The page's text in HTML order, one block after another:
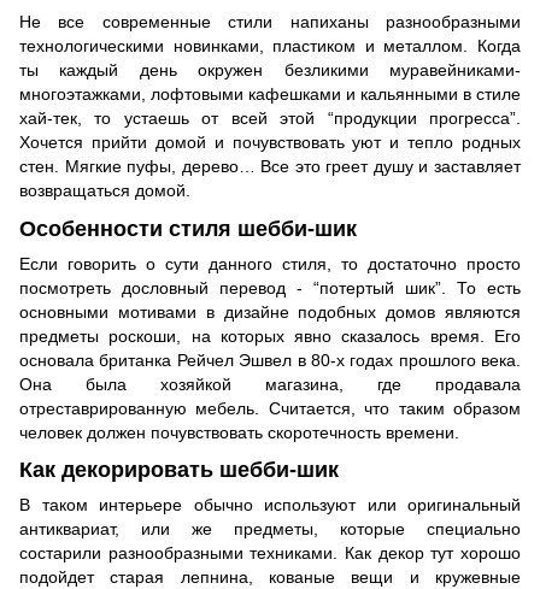
Не все современные стили напиханы разнообразными
технологическими новинками, пластиком и металлом. Когда
ты каждый день окружен безликими муравейниками-
многоэтажками, лофтовыми кафешками и кальянными в стиле
хай-тек, то устаешь от всей этой “продукции прогресса”.
Хочется прийти домой и почувствовать уют и тепло родных
стен. Мягкие пуфы, дерево… Все это греет душу и заставляет
возвращаться домой.
Особенности стиля шебби-шик
Если говорить о сути данного стиля, то достаточно просто
посмотреть дословный перевод - “потертый шик”. То есть
основными мотивами в дизайне подобных домов являются
предметы роскоши, на которых явно сказалось время. Его
основала британка Рейчел Эшвел в 80-х годах прошлого века.
Она была хозяйкой магазина, где продавала
отреставрированную мебель. Считается, что таким образом
человек должен почувствовать скоротечность времени.
Как декорировать шебби-шик
В таком интерьере обычно используют или оригинальный
антиквариат, или же предметы, которые специально
состарили разнообразными техниками. Как декор тут хорошо
подойдет старая лепнина, кованые вещи и кружевные